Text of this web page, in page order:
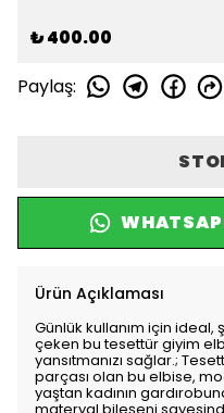
₺ 400.00
Paylaş:
Ürün Açıklaması
Günlük kullanım için ideal,
çeken bu tesettür giyim
yansıtmanızı sağlar.;
parçası olan bu elbise,
yaştan kadının